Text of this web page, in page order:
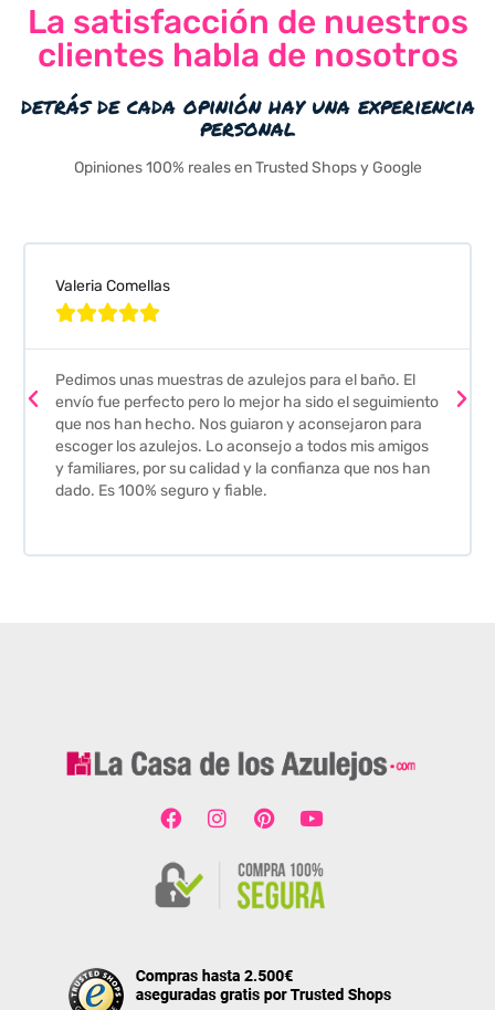
La satisfacción de nuestros
clientes habla de nosotros
detrás de cada opinión hay una experiencia
personal
Opiniones 100% reales en Trusted Shops y Google
Valeria Comellas

Pedimos unas muestras de azulejos para el baño. El
envío fue perfecto pero lo mejor ha sido el seguimiento
que nos han hecho. Nos guiaron y aconsejaron para
escoger los azulejos. Lo aconsejo a todos mis amigos
y familiares, por su calidad y la confianza que nos han
dado. Es 100% seguro y fiable.